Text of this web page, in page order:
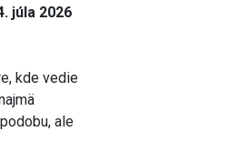
júla 2026
kde vedie
ale